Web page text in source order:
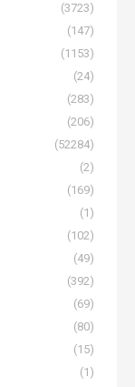
(3723)
(147)
(1153)
(24)
(283)
(206)
(52284)
(2)
(169)
(1)
(102)
(49)
(392)
(69)
(80)
(15)
(1)